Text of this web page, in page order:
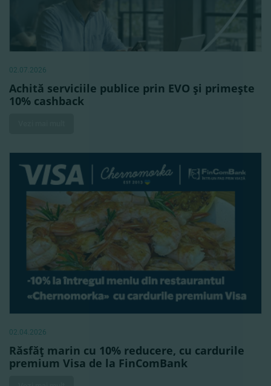
02.07.2026
Achită serviciile publice prin EVO şi primeşte
10% cashback
02.04.2026
Răsfăţ marin cu 10% reducere, cu cardurile
premium Visa de la FinComBank